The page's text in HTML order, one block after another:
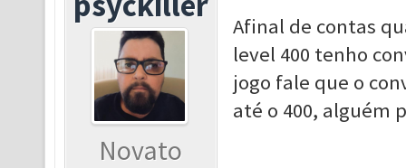
Novato
Afinal de contas
level 400 tenho
jogo fale que o
até o 400, alguém